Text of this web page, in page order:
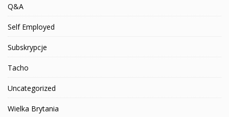
Q&A
Self Employed
Subskrypcje
Tacho
Uncategorized
Wielka Brytania